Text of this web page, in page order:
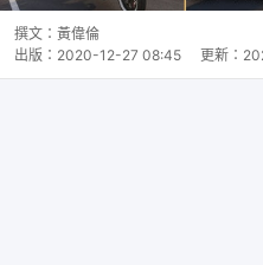
撰文： 黃偉倫
出版： 2020-12-27 08:45 更新：